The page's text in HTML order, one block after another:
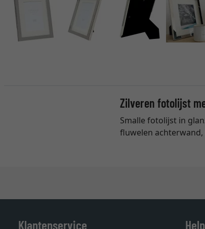
Zilveren fotolijst
Smalle fotolijst in
fluwelen achterwand,
Klantenservice Help